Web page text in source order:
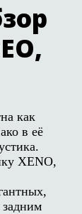
как
в её
XENO,